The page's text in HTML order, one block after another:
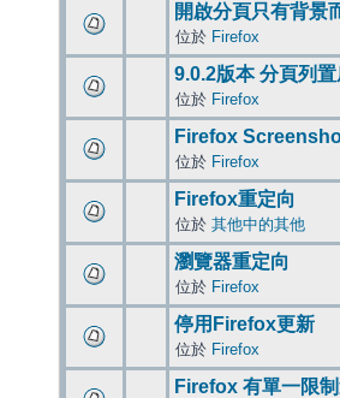
開啟分頁只有背景
位於 Firefox
9.0.2版本 分頁列
位於 Firefox
Firefox
位於 Firefox
Firefox重定向
位於 其他中的其他
瀏覽器重定向
位於 Firefox
停用Firefox更新
位於 Firefox
Firefox 有單一限